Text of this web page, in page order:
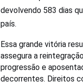
devolvendo 583 dias
país.
Essa grande vitória
assegura a
progressão e
decorrentes. Direitos